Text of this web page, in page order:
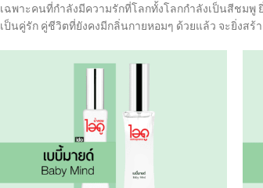
เฉพาะคนที่กำลังมีความรักที่โลกทั้งโลกกำลังเป็นสีชม
เป็นคู่รัก คู่ชีวิตที่ยังคงมีกลิ่นกายหอมๆ ด้วยแล้ว จะยิ่งส